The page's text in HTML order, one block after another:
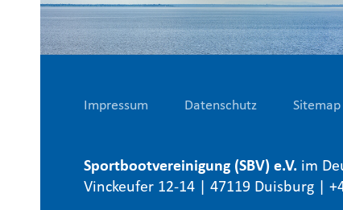
Impressum Datenschutz Sitemap
Sportbootvereinigung (SBV) e.V. im
Vinckeufer 12-14 | 47119 Duisburg |